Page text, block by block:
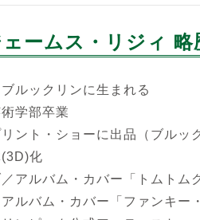
ジェームス・リジィ
Winter
シルクスクリーン(3D)
ジェームス・リジィ
ェームス・リジィ 略
ルックリンに生まれる
学部卒業
ント・ショーに出品（ブルッ
化
アルバム・カバー「トムトム
ルバム・カバー「ファンキー